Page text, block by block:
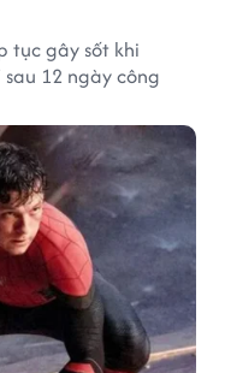
tục gây sốt khi
12 ngày công